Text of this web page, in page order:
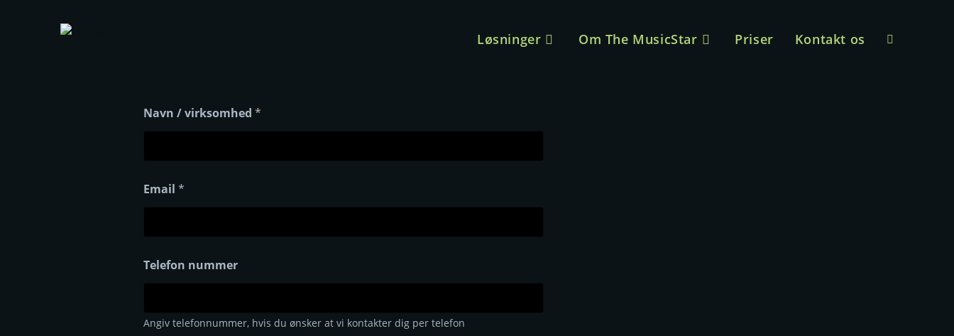
Løsninger Om The MusicStar Priser Kontakt os Toggle
Navn / virksomhed *
Email *
Telefon nummer
Angiv telefonnummer, hvis du ønsker at vi kontakter dig per telefon